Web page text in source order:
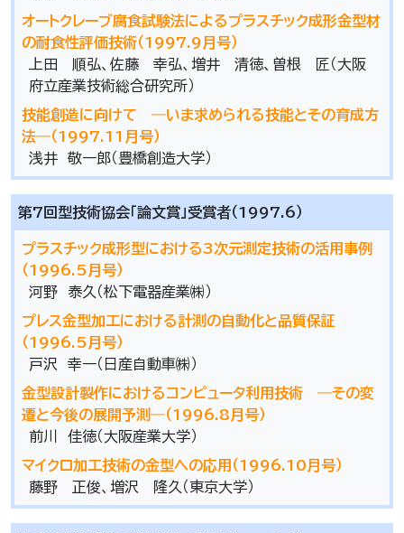
オートクレーブ腐食試験法によるプラスチック成形金型材
の耐食性評価技術（1997.9月号）
上田 順弘、佐藤 幸弘、増井 清徳、曽根 匠（大阪
府立産業技術総合研究所）
技能創造に向けて ―いま求められる技能とその育成方
法―（1997.11月号）
浅井 敬一郎（豊橋創造大学）
第7回型技術協会「論文賞」受賞者（1997.6）
プラスチック成形型における3次元測定技術の活用事例
（1996.5月号）
河野 泰久（松下電器産業㈱）
プレス金型加工における計測の自動化と品質保証
（1996.5月号）
戸沢 幸一（日産自動車㈱）
金型設計製作におけるコンピュータ利用技術 ―その変
遷と今後の展開予測―（1996.8月号）
前川 佳徳（大阪産業大学）
マイクロ加工技術の金型への応用（1996.10月号）
藤野 正俊、増沢 隆久（東京大学）